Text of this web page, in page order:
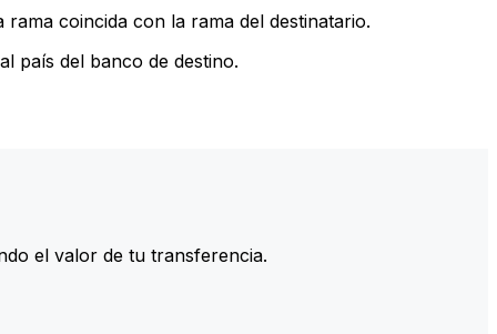
coincida con la rama del destinatario.
país del banco de destino.
el valor de tu transferencia.